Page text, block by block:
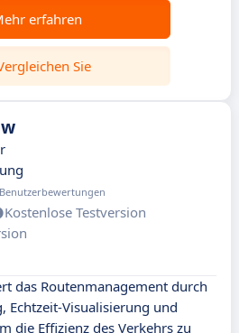
erfahren
Sie
Kostenlose Testversion
das Routenmanagement durch
Echtzeit-Visualisierung und
die Effizienz des Verkehrs zu